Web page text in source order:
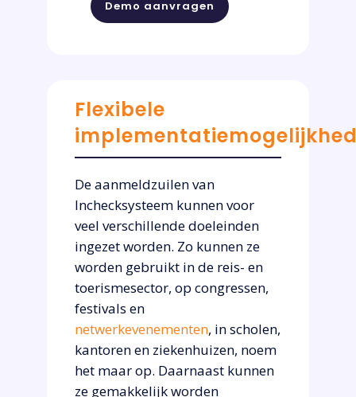
Demo aanvragen
Flexibele
De aanmeldzuilen van
Inchecksysteem kunnen voor
veel verschillende doeleinden
ingezet worden. Zo kunnen ze
worden gebruikt in de reis- en
toerismesector, op congressen,
festivals en
netwerkevenementen, in scholen,
kantoren en ziekenhuizen, noem
het maar op. Daarnaast kunnen
ze gemakkelijk worden